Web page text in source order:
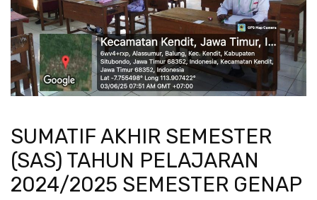
SUMATIF AKHIR SEMESTER
(SAS) TAHUN PELAJARAN
2024/2025 SEMESTER GENAP